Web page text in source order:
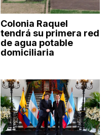
Colonia Raquel
tendrá su primera red
de agua potable
domiciliaria